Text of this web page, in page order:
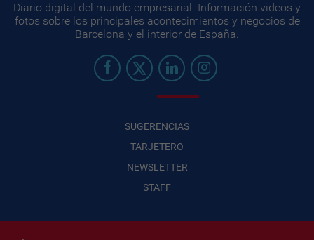
Diario digital del mundo empresarial. Información videos y
fotos sobre los principales acontecimientos y negocios de
Barcelona y el interior de España.
SUGERENCIAS
TARJETERO
NEWSLETTER
STAFF